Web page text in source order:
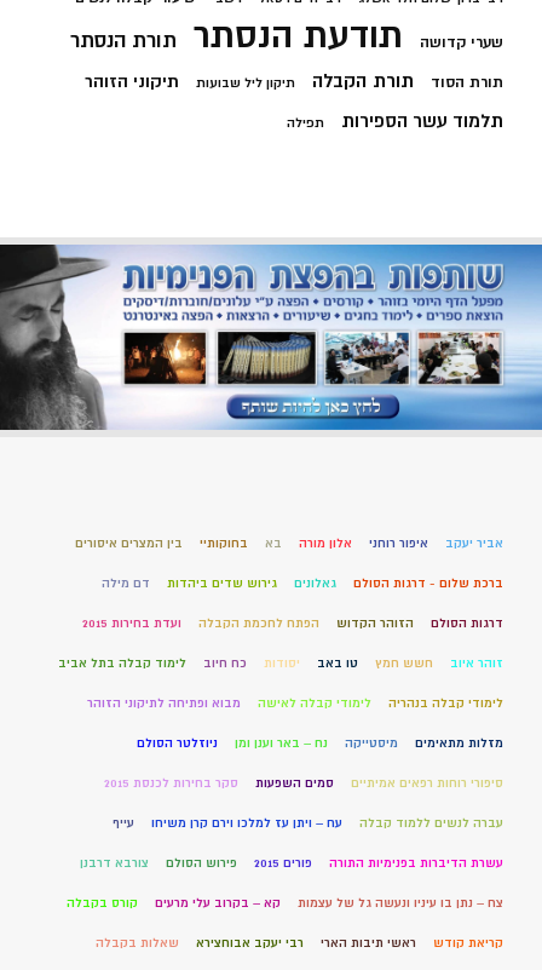
שערי קדושה תודעת הנסתר תורת הנסתר
תורת הסוד תורת הקבלה תיקון ליל שבועות תיקוני הזוהר
תלמוד עשר הספירות תפילה
אביר יעקב איפור רוחני אלון מורה בא בחוקותיי בין המצרים איסורים
ברכת שלום - דרגות הסולם גאלונים גירוש שדים ביהדות דם מילה
דרגות הסולם הזוהר הקדוש הפתח לחכמת הקבלה ועדת בחירות 2015
זוהר איוב חשש חמץ טו באב יסודות כח חיוב לימוד קבלה בתל אביב
לימודי קבלה בנהריה לימודי קבלה לאישה מבוא ופתיחה לתיקוני הזוהר
מזלות מתאימים מיסטייקה נח – באר וענן ומן ניוזלטר הסולם
סיפורי רוחות רפאים אמיתיים סמים השפעות סקר בחירות לכנסת 2015
עברה לנשים ללמוד קבלה עח – ויתן עז למלכו וירם קרן משיחו עייף
עשרת הדיברות בפנימיות התורה פורים 2015 פירוש הסולם צורבא דרבנן
צח – נתן בו עיניו ונעשה גל של עצמות קא – בקרוב עלי מרעים קורס בקבלה
קריאת קודש ראשי תיבות הארי רבי יעקב אבוחצירא שאלות בקבלה